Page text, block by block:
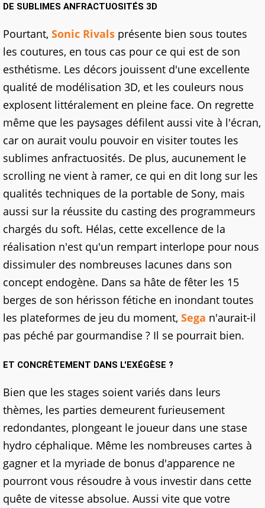
DE SUBLIMES ANFRACTUOSITÉS 3D
Pourtant, Sonic Rivals présente bien sous toutes
les coutures, en tous cas pour ce qui est de son
esthétisme. Les décors jouissent d'une excellente
qualité de modélisation 3D, et les couleurs nous
explosent littéralement en pleine face. On regrette
même que les paysages défilent aussi vite à l'écran,
car on aurait voulu pouvoir en visiter toutes les
sublimes anfractuosités. De plus, aucunement le
scrolling ne vient à ramer, ce qui en dit long sur les
qualités techniques de la portable de Sony, mais
aussi sur la réussite du casting des programmeurs
chargés du soft. Hélas, cette excellence de la
réalisation n'est qu'un rempart interlope pour nous
dissimuler des nombreuses lacunes dans son
concept endogène. Dans sa hâte de fêter les 15
berges de son hérisson fétiche en inondant toutes
les plateformes de jeu du moment, Sega n'aurait-il
pas péché par gourmandise ? Il se pourrait bien.
ET CONCRÈTEMENT DANS L'EXÉGÈSE ?
Bien que les stages soient variés dans leurs
thèmes, les parties demeurent furieusement
redondantes, plongeant le joueur dans une stase
hydro céphalique. Même les nombreuses cartes à
gagner et la myriade de bonus d'apparence ne
pourront vous résoudre à vous investir dans cette
quête de vitesse absolue. Aussi vite que votre